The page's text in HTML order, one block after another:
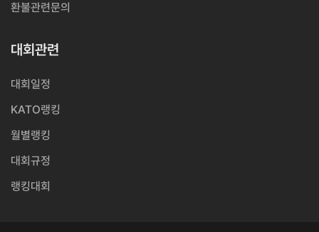
환불관련문의
대회관련
대회일정
KATO랭킹
월별랭킹
대회규정
랭킹대회